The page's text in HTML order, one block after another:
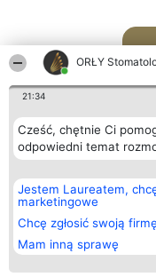
ORŁY
21:34
Cześć, chętnie Ci
odpowiedni temat
Jestem Laureatem,
marketingowe
Chcę zgłosić swoją
Mam inną sprawę
Organizator plebiscytu
Bright Side Solutions sp. z o.
o. sp. k.
ul. Ruska 22
Wrocław 50-079
KRS 0000749100 | Regon
381313360 | NIP 8943132676